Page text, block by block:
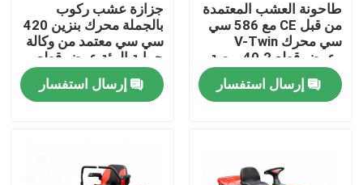
المنزل
طاحونة العشب المعتمدة
من قبل CE مع 586 سي
سي محرك V-Twin
وعرض قطع 40.2 بوصة
مصطاد العشب
إرسال استفسار
جزازة عشب ركوب
بالجملة محرك بنزين 420
سي سي معتمد من وكالة
حماية البيئة عرض قطع
38 بوصة دعم مصنعي
المعدات الأصلية
إرسال استفسار